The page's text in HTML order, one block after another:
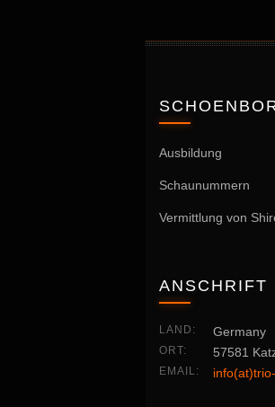
Ausbildung
Schaunummern
Vermittlung von
ANSCHRIFT
LAND: Germany
ORT: 57581
EMAIL: